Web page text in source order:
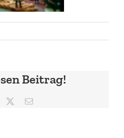
2025
Suche
Beitrag!
E-